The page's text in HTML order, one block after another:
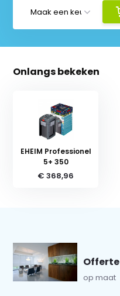
Onlangs bekeken
EHEIM Professionel
5+ 350
€ 368,96
Offerte
op maat